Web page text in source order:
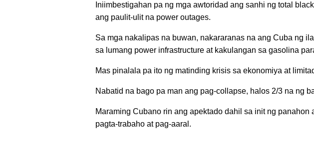
Iniimbestigahan pa ng mga awtoridad ang sanhi ng total
ang paulit-ulit na power outages.
Sa mga nakalipas na buwan, nakararanas na ang Cuba ng
sa lumang power infrastructure at kakulangan sa gasolina
Mas pinalala pa ito ng matinding krisis sa ekonomiya at
Nabatid na bago pa man ang pag-collapse, halos 2/3 na ng
Maraming Cubano rin ang apektado dahil sa init ng
pagta-trabaho at pag-aaral.